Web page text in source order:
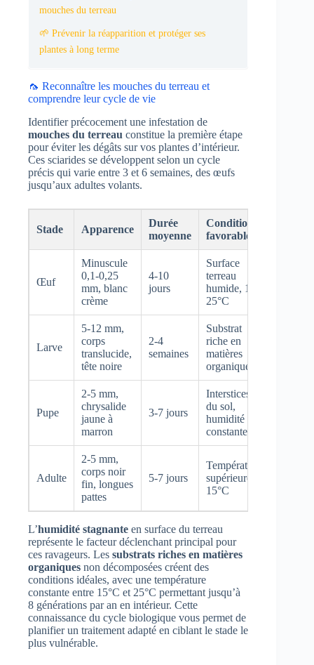
mouches du terreau
🌱 Prévenir la réapparition et protéger ses
plantes à long terme
🦟 Reconnaître les mouches du terreau et
comprendre leur cycle de vie
Identifier précocement une infestation de
mouches du terreau constitue la première étape
pour éviter les dégâts sur vos plantes d’intérieur.
Ces sciarides se développent selon un cycle
précis qui varie entre 3 et 6 semaines, des œufs
jusqu’aux adultes volants.
Stade Apparence
Durée
moyenne
Conditions
favorables
Œuf
Minuscule
0,1-0,25
mm, blanc
crème
4-10
jours
Surface
terreau
humide, 15-
25°C
Larve
5-12 mm,
corps
translucide,
tête noire
2-4
semaines
Substrat
riche en
matières
organiques
Pupe
2-5 mm,
chrysalide
jaune à
marron
3-7 jours
Interstices
du sol,
humidité
constante
Adulte
2-5 mm,
corps noir
fin, longues
pattes
5-7 jours
Température
supérieure à
15°C
L’humidité stagnante en surface du terreau
représente le facteur déclenchant principal pour
ces ravageurs. Les substrats riches en matières
organiques non décomposées créent des
conditions idéales, avec une température
constante entre 15°C et 25°C permettant jusqu’à
8 générations par an en intérieur. Cette
connaissance du cycle biologique vous permet de
planifier un traitement adapté en ciblant le stade le
plus vulnérable.